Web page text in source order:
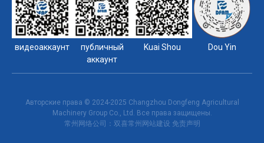
видеоаккаунт
публичный
аккаунт
Kuai Shou Dou Yin
Авторские права © 2024-2025 Changzhou Dongfeng Agricultural
Machinery Group Co., Ltd. Все права защищены.
常州网络公司 ：双喜常州网站建设 免责声明